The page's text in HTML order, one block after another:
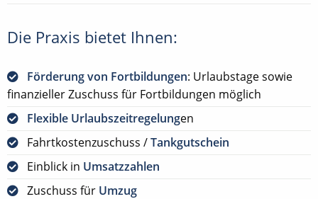
Die Praxis bietet Ihnen:
Förderung von Fortbildungen: Urlaubstage sowie
finanzieller Zuschuss für Fortbildungen möglich
Flexible Urlaubszeitregelungen
Fahrtkostenzuschuss /Tankgutschein
Einblick in Umsatzzahlen
Zuschuss für Umzug